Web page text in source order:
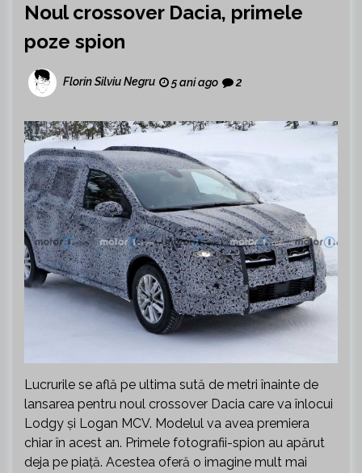
Noul crossover Dacia, primele
poze spion
Florin Silviu Negru 5 ani ago 2
Lucrurile se află pe ultima sută de metri înainte de
lansarea pentru noul crossover Dacia care va înlocui
Lodgy și Logan MCV. Modelul va avea premiera
chiar în acest an. Primele fotografii-spion au apărut
deja pe piață. Acestea oferă o imagine mult mai